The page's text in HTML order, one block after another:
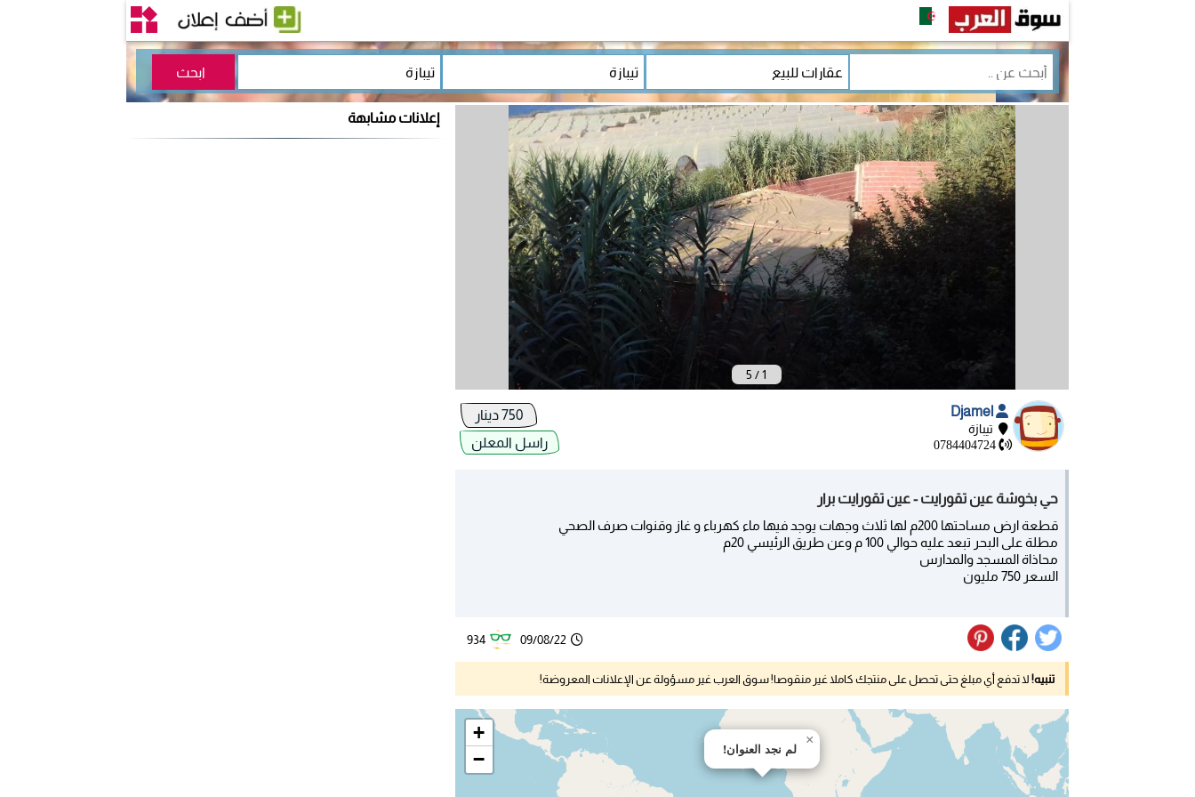
1
/
5
تيبازة
0784404724
راسل المعلن
حي بخوشة عين تقورايت - عين تقورايت برار
قطعة ارض مساحتها 200م لها ثلاث وجهات يوجد فيها ماء كهرباء و غاز وقنوات صرف الصحي
مطلة على البحر تبعد عليه حوالي 100 م وعن طريق الرئيسي 20م
محاذاة المسجد والمدارس
السعر 750 مليون
09/08/22
934
تنبيه! لا تدفع أي مبلغ حتى تحصل على منتجك كاملا غير منقوصا! سوق العرب غير مسؤولة عن الإعلانات المعروضة!
لم نجد العنوان!
×
+
−
إعلانات مشابهة